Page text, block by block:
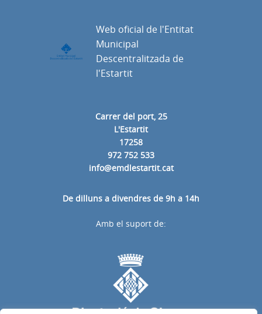
Carrer del port, 25
L'Estartit
17258
972 752 533
info@emdlestartit.cat
De dilluns a divendres de 9h a 14h
Web oficial de l'Entitat
Municipal
Descentralitzada de
l'Estartit
Amb el suport de: